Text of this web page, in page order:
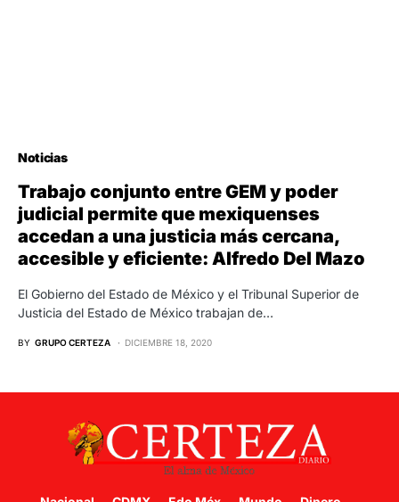
Noticias
Trabajo conjunto entre GEM y poder
judicial permite que mexiquenses
accedan a una justicia más cercana,
accesible y eficiente: Alfredo Del Mazo
El Gobierno del Estado de México y el Tribunal Superior de
Justicia del Estado de México trabajan de…
BY GRUPO CERTEZA DICIEMBRE 18, 2020